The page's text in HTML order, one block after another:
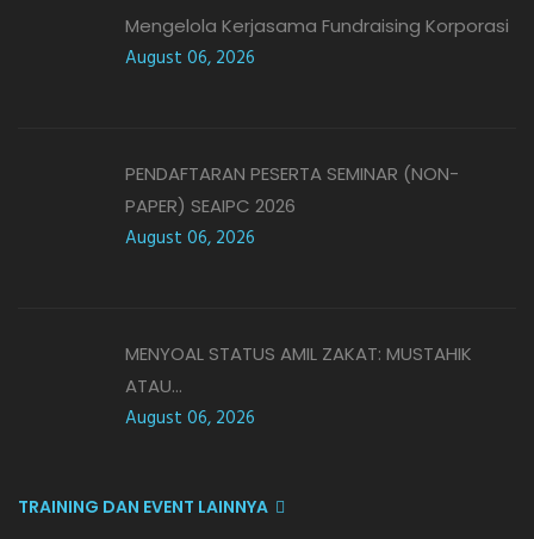
Mengelola Kerjasama Fundraising Korporasi
August 06, 2026
PENDAFTARAN PESERTA SEMINAR (NON-
PAPER) SEAIPC 2026
August 06, 2026
MENYOAL STATUS AMIL ZAKAT: MUSTAHIK
ATAU...
August 06, 2026
TRAINING DAN EVENT LAINNYA